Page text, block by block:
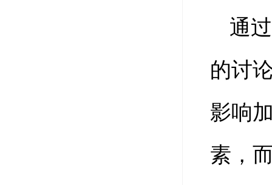
通
的讨
影响
素，